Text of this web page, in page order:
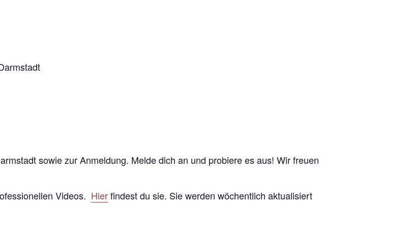
sowie zur Anmeldung. Melde dich an und probiere es aus! Wir freuen
Videos. Hierfindest du sie. Sie werden wöchentlich aktualisiert